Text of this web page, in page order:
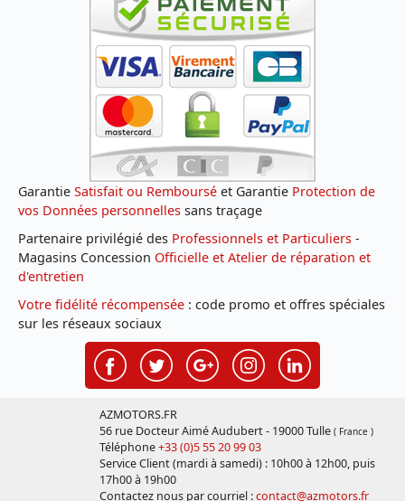
Garantie Satisfait ou Remboursé et Garantie Protection de
vos Données personnelles sans traçage
Partenaire privilégié des Professionnels et Particuliers -
Magasins Concession Officielle et Atelier de réparation et
d'entretien
Votre fidélité récompensée : code promo et offres spéciales
sur les réseaux sociaux
AZMOTORS.FR
56 rue Docteur Aimé Audubert - 19000 Tulle ( France )
Téléphone+33 (0)5 55 20 99 03
Service Client (mardi à samedi) : 10h00 à 12h00, puis
17h00 à 19h00
Contactez nous par courriel :contact@azmotors.fr